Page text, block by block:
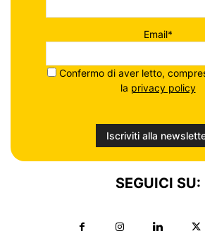
Email*
Confermo di aver letto,
la privacy policy
SEGUICI SU: